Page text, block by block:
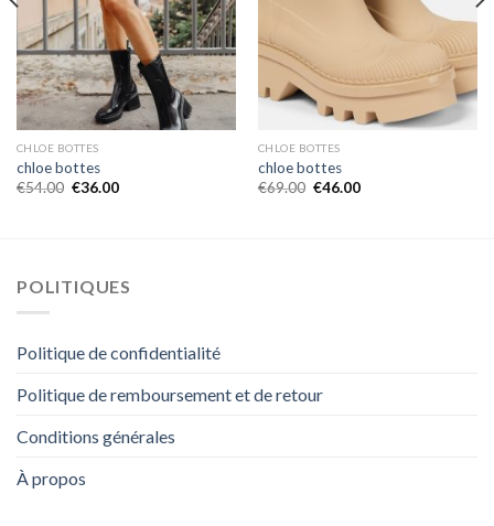
CHLOE BOTTES
chloe bottes
€54.00 €36.00
CHLOE BOTTES
chloe bottes
€69.00 €46.00
POLITIQUES
Politique de confidentialité
Politique de remboursement et de retour
Conditions générales
À propos